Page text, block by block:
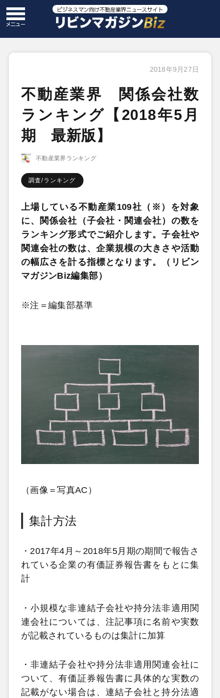
2018年9月27日
不動産業界 関係会社数
ランキング【2018年5月
期 最新版】
不動産業界ランキング
調査/ランキング
上場している不動産業109社（※）を対象
に、関係会社（子会社・関連会社）の数を
ランキング形式でご紹介します。子会社や
関連会社の数は、企業規模の大きさや活動
の幅広さを計る指標となります。（リビン
マガジンBiz編集部）
※注＝編集部基準
（画像＝写真AC）
集計方法
・2017年4月～2018年5月期の期間で報告さ
れている企業の有価証券報告書をもとに集
計
・小規模な非連結子会社や持分法非適用関
連会社については、注記事項に名前や実数
が記載されているものは集計に加算
・非連結子会社や持分法非適用関連会社に
ついて、有価証券報告書に具体的な実数の
記載がない場合は、連結子会社と持分法適